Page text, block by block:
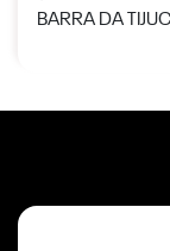
BARRA DA